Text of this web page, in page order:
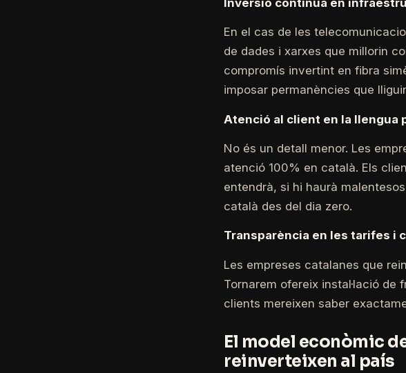
En el cas de les
de dades i xarxes que millorin
compromís invertint en fibra
imposar permanències que
Atenció al client en la llengua
No és un detall menor. Les
atenció 100% en català. Els
entendrà, si hi haurà
català des del dia zero.
Transparència en les tarifes i
Les empreses catalanes que
Tornarem ofereix instal·lació
clients mereixen saber
El model econòmic
reinverteixen al país